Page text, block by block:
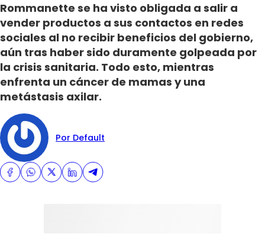
Rommanette se ha visto obligada a salir a
vender productos a sus contactos en redes
sociales al no recibir beneficios del gobierno,
aún tras haber sido duramente golpeada por
la crisis sanitaria. Todo esto, mientras
enfrenta un cáncer de mamas y una
metástasis axilar.
Por Default